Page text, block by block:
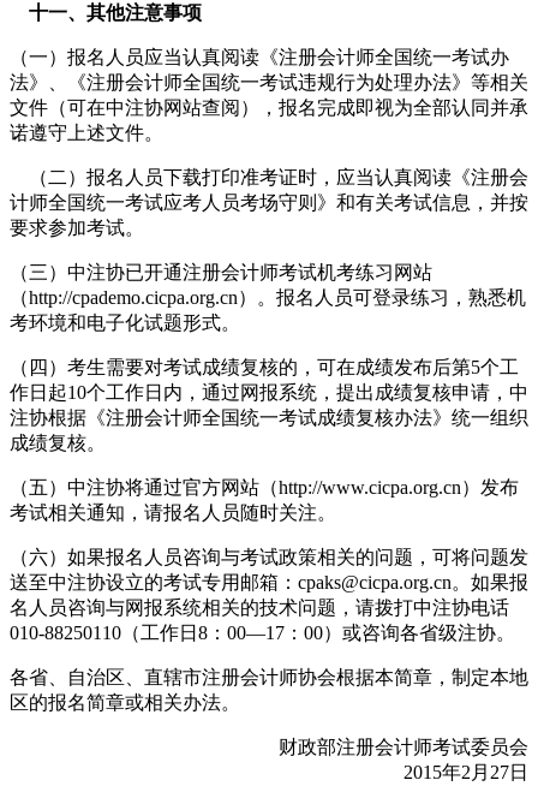
十一、其他注意事项
（一）报名人员应当认真阅读《注册会计师全国统一考试办
法》、《注册会计师全国统一考试违规行为处理办法》等相关
文件（可在中注协网站查阅），报名完成即视为全部认同并承
诺遵守上述文件。
（二）报名人员下载打印准考证时，应当认真阅读《注册会
计师全国统一考试应考人员考场守则》和有关考试信息，并按
要求参加考试。
（三）中注协已开通注册会计师考试机考练习网站
（http://cpademo.cicpa.org.cn）。报名人员可登录练习，熟悉机
考环境和电子化试题形式。
（四）考生需要对考试成绩复核的，可在成绩发布后第5个工
作日起10个工作日内，通过网报系统，提出成绩复核申请，中
注协根据《注册会计师全国统一考试成绩复核办法》统一组织
成绩复核。
（五）中注协将通过官方网站（http://www.cicpa.org.cn）发布
考试相关通知，请报名人员随时关注。
（六）如果报名人员咨询与考试政策相关的问题，可将问题发
送至中注协设立的考试专用邮箱：cpaks@cicpa.org.cn。如果报
名人员咨询与网报系统相关的技术问题，请拨打中注协电话
010-88250110（工作日8：00—17：00）或咨询各省级注协。
各省、自治区、直辖市注册会计师协会根据本简章，制定本地
区的报名简章或相关办法。
财政部注册会计师考试委员会
2015年2月27日